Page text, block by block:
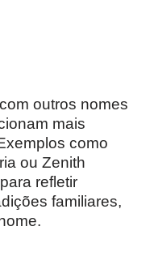
outros nomes
mais
como
ou Zenith
refletir
familiares,